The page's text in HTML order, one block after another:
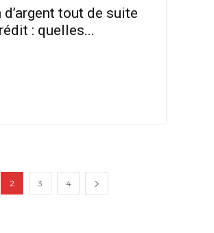
d’argent tout de suite
: quelles...
2 3 4